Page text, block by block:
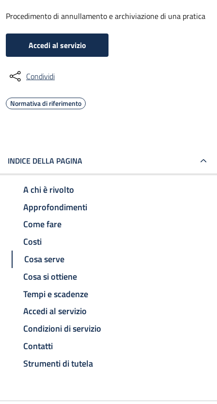
Procedimento di annullamento e archiviazione di una pratica
Accedi al servizio
Condividi
Normativa di riferimento
INDICE DELLA PAGINA
A chi è rivolto
Approfondimenti
Come fare
Costi
Cosa serve
Cosa si ottiene
Tempi e scadenze
Accedi al servizio
Condizioni di servizio
Contatti
Strumenti di tutela